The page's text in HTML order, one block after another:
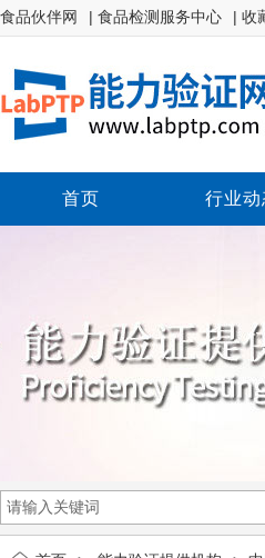
食品伙伴网 | 食品检测服务中心 | 收
首页 行业动